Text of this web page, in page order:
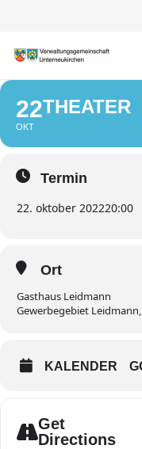
22
OKT
THEATER
Termin
22. oktober 202220:00
Ort
Gasthaus Leidmann
Gewerbegebiet
KALENDER
Get
Directions